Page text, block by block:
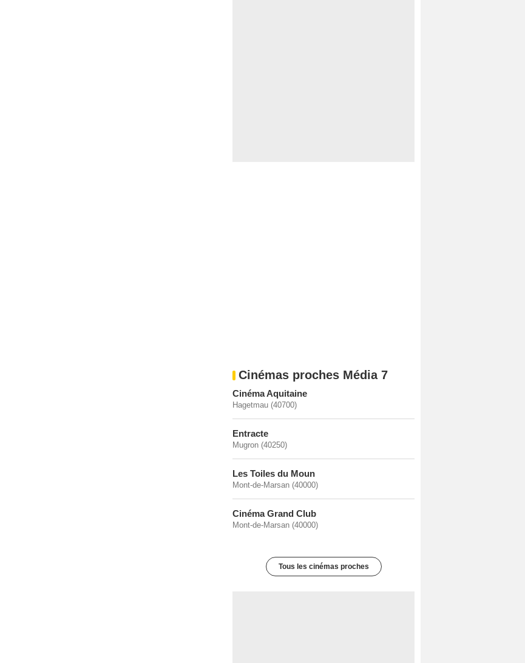
Cinémas proches Média 7
Cinéma Aquitaine
Hagetmau (40700)
Entracte
Mugron (40250)
Les Toiles du Moun
Mont-de-Marsan (40000)
Cinéma Grand Club
Mont-de-Marsan (40000)
Tous les cinémas proches